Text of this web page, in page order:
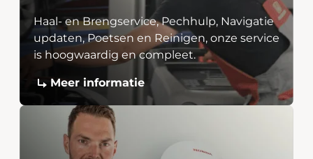
Haal- en Brengservice, Pechhulp, Navigatie
updaten, Poetsen en Reinigen, onze service
is hoogwaardig en compleet.
Meer informatie